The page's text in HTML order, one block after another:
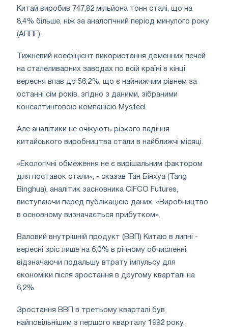
Китай виробив 747,82 мільйона тонн сталі, що на
8,4% більше, ніж за аналогічний період минулого року
(АППГ).
Тижневий коефіцієнт використання доменних печей
на сталеливарних заводах по всій країні в кінці
вересня впав до 56,2%, що є найнижчим рівнем за
останні сім років, згідно з даними, зібраними
консалтинговою компанією Mysteel.
Але аналітики не очікують різкого падіння
китайського виробництва стали в найближчі місяці.
«Екологічні обмеження не є вирішальним фактором
для поставок стали», - сказав Тан Бінхуа (Tang
Binghua), аналітик засновника CIFCO Futures,
виступаючи перед публікацією даних. «Виробництво
в основному визначається прибутком».
Валовий внутрішній продукт (ВВП) Китаю в липні -
вересні зріс лише на 6,0% в річному обчисленні,
відзначаючи подальшу втрату імпульсу для
економіки після зростання в другому кварталі на
6,2%.
Зростання ВВП в третьому кварталі був
найповільнішим з першого кварталу 1992 року.